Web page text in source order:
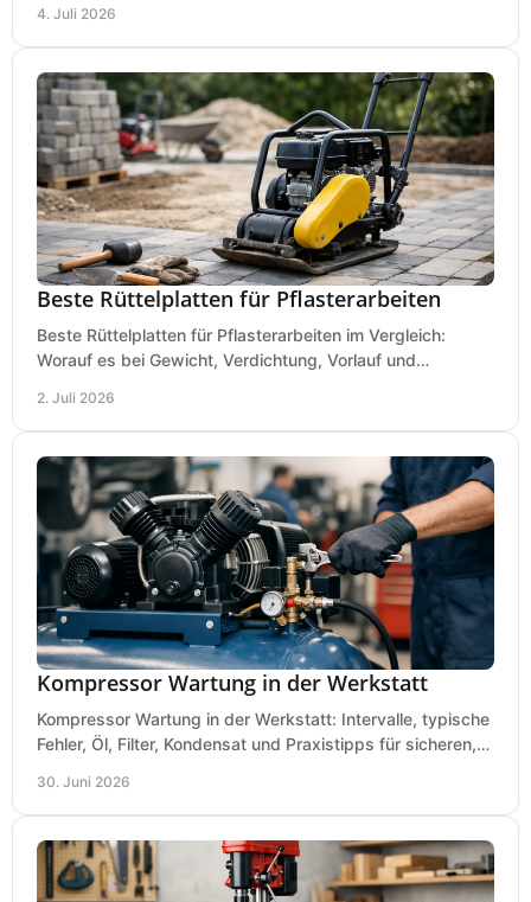
4. Juli 2026
Beste Rüttelplatten für Pflasterarbeiten
Beste Rüttelplatten für Pflasterarbeiten im Vergleich:
Worauf es bei Gewicht, Verdichtung, Vorlauf und
2. Juli 2026
Kompressor Wartung in der Werkstatt
Kompressor Wartung in der Werkstatt: Intervalle, typische
Fehler, Öl, Filter, Kondensat und Praxistipps für sicheren,
30. Juni 2026